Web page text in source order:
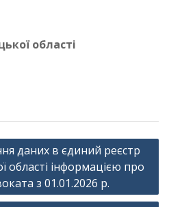
області
даних в єдиний реєстр
області інформацією про
з 01.01.2026 р.